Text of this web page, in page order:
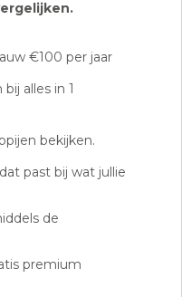
€100 per jaar
alles in 1
bekijken.
past bij wat jullie
de
premium